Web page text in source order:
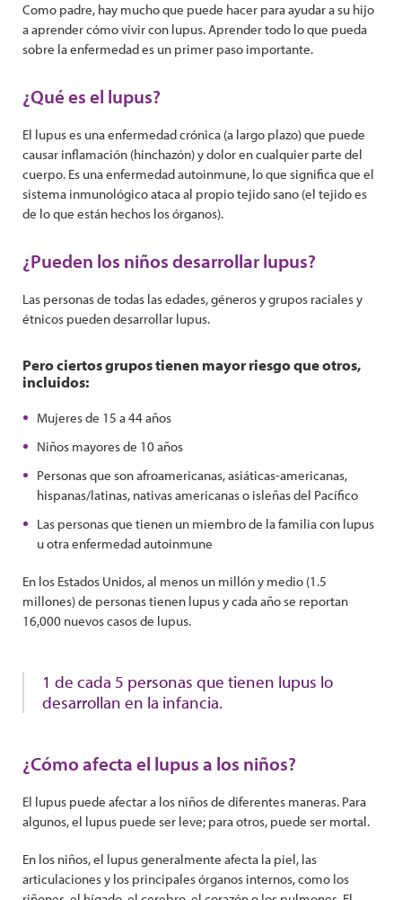
Como padre, hay mucho que puede hacer para ayudar a su hijo
a aprender cómo vivir con lupus. Aprender todo lo que pueda
sobre la enfermedad es un primer paso importante.
¿Qué es el lupus?
El lupus es una enfermedad crónica (a largo plazo) que puede
causar inflamación (hinchazón) y dolor en cualquier parte del
cuerpo. Es una enfermedad autoinmune, lo que significa que el
sistema inmunológico ataca al propio tejido sano (el tejido es
de lo que están hechos los órganos).
¿Pueden los niños desarrollar lupus?
Las personas de todas las edades, géneros y grupos raciales y
étnicos pueden desarrollar lupus.
Pero ciertos grupos tienen mayor riesgo que otros,
incluidos:
Mujeres de 15 a 44 años
Niños mayores de 10 años
Personas que son afroamericanas, asiáticas-americanas,
hispanas/latinas, nativas americanas o isleñas del Pacífico
Las personas que tienen un miembro de la familia con lupus
u otra enfermedad autoinmune
En los Estados Unidos, al menos un millón y medio (1.5
millones) de personas tienen lupus y cada año se reportan
16,000 nuevos casos de lupus.
1 de cada 5 personas que tienen lupus lo
desarrollan en la infancia.
¿Cómo afecta el lupus a los niños?
El lupus puede afectar a los niños de diferentes maneras. Para
algunos, el lupus puede ser leve; para otros, puede ser mortal.
En los niños, el lupus generalmente afecta la piel, las
articulaciones y los principales órganos internos, como los